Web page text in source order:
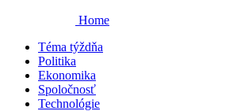
Home
Téma týždňa
Politika
Ekonomika
Spoločnosť
Technológie